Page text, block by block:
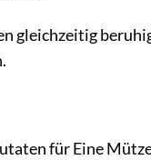
gleichzeitig
für Eine